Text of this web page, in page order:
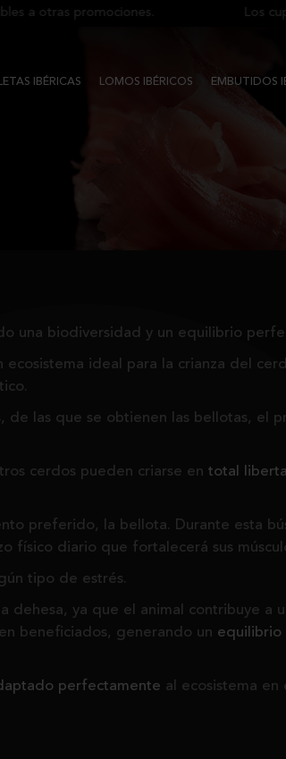
otras promociones. Los
IBÉRICAS LOMOS IBÉRICOS EMBUTIDOS
una biodiversidad y un equilibrio
ecosistema ideal para la crianza del
de las que se obtienen las bellotas, el
cerdos pueden criarse en total
preferido, la bellota. Durante esta
físico diario que fortalecerá sus
tipo de estrés.
dehesa, ya que el animal contribuye a
beneficiados, generando un
perfectamente al ecosistema